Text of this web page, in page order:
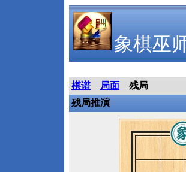
象棋巫
棋谱 局面
残局
残局推演